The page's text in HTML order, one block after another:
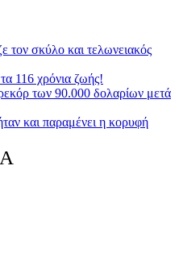
τον σκύλο και τελωνειακός
116 χρόνια ζωής!
των 90.000 δολαρίων μετά
και παραμένει η κορυφή